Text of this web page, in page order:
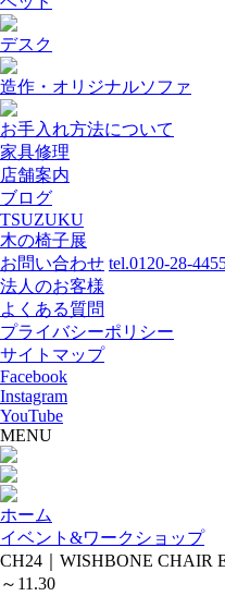
デスク
造作・オリジナルソファ
お手入れ方法について
家具修理
店舗案内
ブログ
TSUZUKU
木の椅子展
お問い合わせ tel.0120-28-
法人のお客様
よくある質問
プライバシーポリシー
サイトマップ
Facebook
Instagram
YouTube
MENU
ホーム
イベント&ワークショップ
CH24｜WISHBONE CHAIR
～11.30